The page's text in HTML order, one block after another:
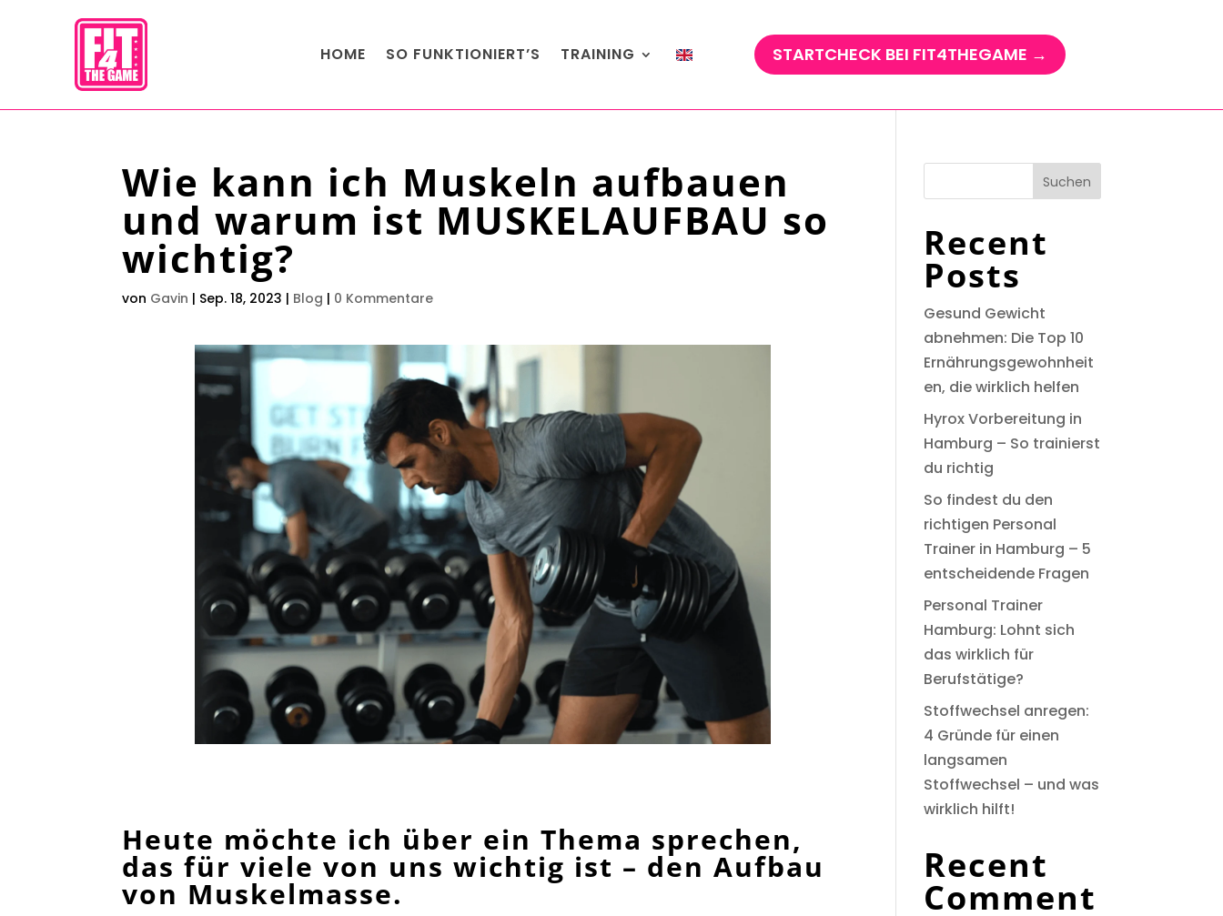
HOME SO FUNKTIONIERT’S TRAINING STARTCHECK BEI FIT4THEGAME →
Wie kann ich Muskeln aufbauen
und warum ist MUSKELAUFBAU so
wichtig?
von Gavin | Sep. 18, 2023 | Blog | 0 Kommentare
Heute möchte ich über ein Thema sprechen,
das für viele von uns wichtig ist – den Aufbau
von Muskelmasse.
Suchen
Recent
Posts
Gesund Gewicht
abnehmen: Die Top 10
Ernährungsgewohnheit
en, die wirklich helfen
Hyrox Vorbereitung in
Hamburg – So trainierst
du richtig
So findest du den
richtigen Personal
Trainer in Hamburg – 5
entscheidende Fragen
Personal Trainer
Hamburg: Lohnt sich
das wirklich für
Berufstätige?
Stoffwechsel anregen:
4 Gründe für einen
langsamen
Stoffwechsel – und was
wirklich hilft!
Recent
Comment